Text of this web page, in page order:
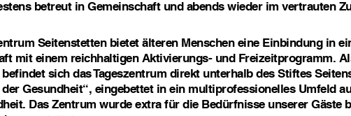
betreut in Gemeinschaft und abends wieder im vertrauten
Seitenstetten bietet älteren Menschen eine Einbindung in
mit einem reichhaltigen Aktivierungs- und Freizeitprogramm.
sich das Tageszentrum direkt unterhalb des Stiftes
Gesundheit“, eingebettet in ein multiprofessionelles Umfeld
Das Zentrum wurde extra für die Bedürfnisse unserer Gäste